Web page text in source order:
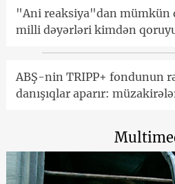
"Ani reaksiya"dan mümkün
milli dəyərləri kimdən
ABŞ-nin TRIPP+ fondunun
danışıqlar aparır: